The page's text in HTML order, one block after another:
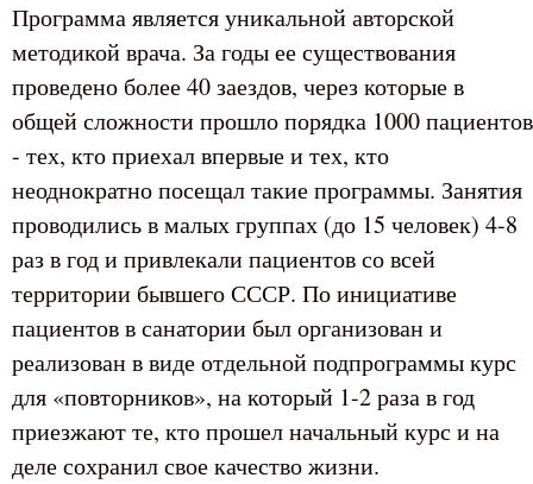
Программа является уникальной авторской
методикой врача. За годы ее существования
проведено более 40 заездов, через которые в
общей сложности прошло порядка 1000 пациентов
- тех, кто приехал впервые и тех, кто
неоднократно посещал такие программы. Занятия
проводились в малых группах (до 15 человек) 4-8
раз в год и привлекали пациентов со всей
территории бывшего СССР. По инициативе
пациентов в санатории был организован и
реализован в виде отдельной подпрограммы курс
для «повторников», на который 1-2 раза в год
приезжают те, кто прошел начальный курс и на
деле сохранил свое качество жизни.